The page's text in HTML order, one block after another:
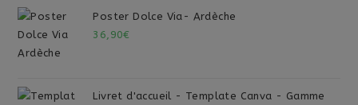
Poster Dolce Via- Ardèche
36,90€
Livret d'accueil - Template Canva - Gamme